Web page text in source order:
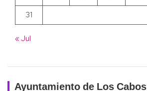
31
« Jul
Ayuntamiento de Los Cabos